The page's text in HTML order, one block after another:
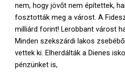
nem, hogy jövőt nem építettek,
fosztották meg a várost. A
milliárd forint! Lerobbant várost
Minden szekszárdi lakos
vettek ki. Elherdálták a Dienes
pénzünket is,